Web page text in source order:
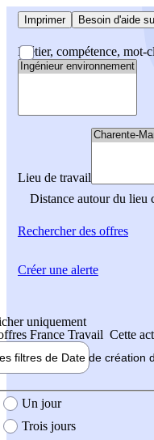
Imprimer Besoin d'aide
Métier, compétence, mot-
Lieu de travail
Distance autour du lieu
Rechercherdes offres
uniquement
France Travail Cette
filtres de Date de création
création de l'offre
Un jour
Trois jours
Créer une alerte